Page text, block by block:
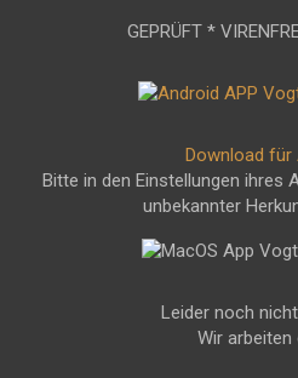
GEPRÜFT *
Download für
Bitte in den Einstellungen ihres
unbekannter
Leider noch
Wir arbeiten